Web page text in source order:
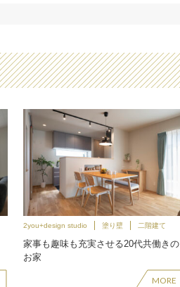
2you+design studio 塗り壁 二階建て
家事も趣味も充実させる20代共働きの
お家
MORE